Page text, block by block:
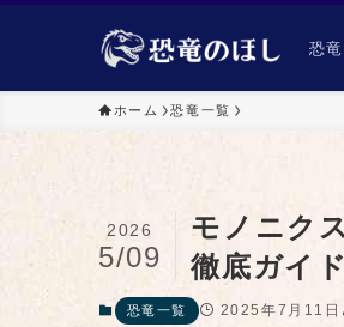
恐
ホーム 恐竜一覧
モノニク
徹底ガイド
2026
5/09
恐竜一覧 2025年7月11日